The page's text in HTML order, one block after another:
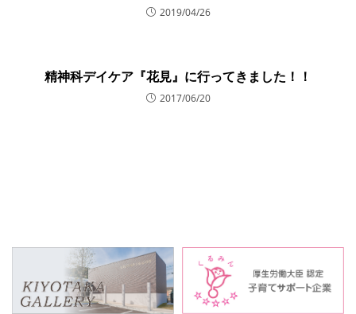
2019/04/26
精神科デイケア『花見』に行ってきました！！
2017/06/20